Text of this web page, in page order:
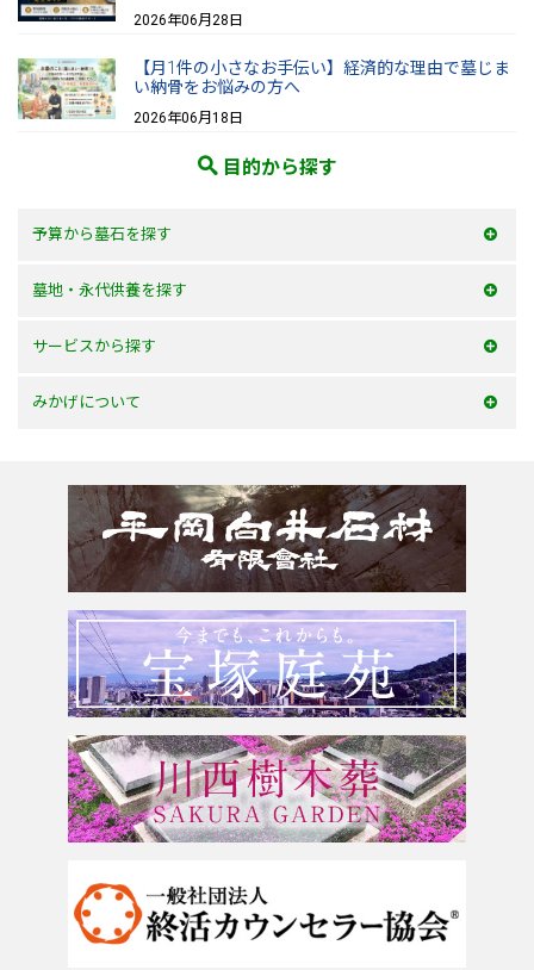
2026年06月28日
【月1件の小さなお手伝い】経済的な理由で墓じま
い納骨をお悩みの方へ
2026年06月18日
目的から探す
予算から墓石を探す
50万以内
100万以内
150万以内
墓地・永代供養を探す
大阪府
兵庫県
奈良県
和歌山県
サービスから探す
お墓を建てる
墓じまい・改葬
追加文字彫刻
みかげについて
会社案内
よくあるご質問
お問合せ